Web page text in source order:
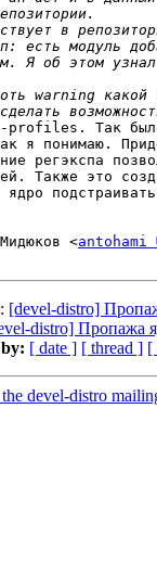
profiles. Так
я понимаю.
регэкспа
Также это
<
[devel-distro]
distro] Пропажа
[ date ] [ thread ] [
devel-distro